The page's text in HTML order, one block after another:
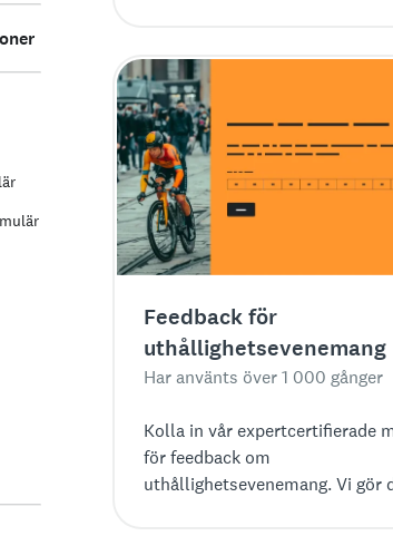
Feedback för
uthållighetsevenemang
Har använts över 1 000 gånger
Kolla in vår expertcertifierade
för feedback om
uthållighetsevenemang. Vi gör